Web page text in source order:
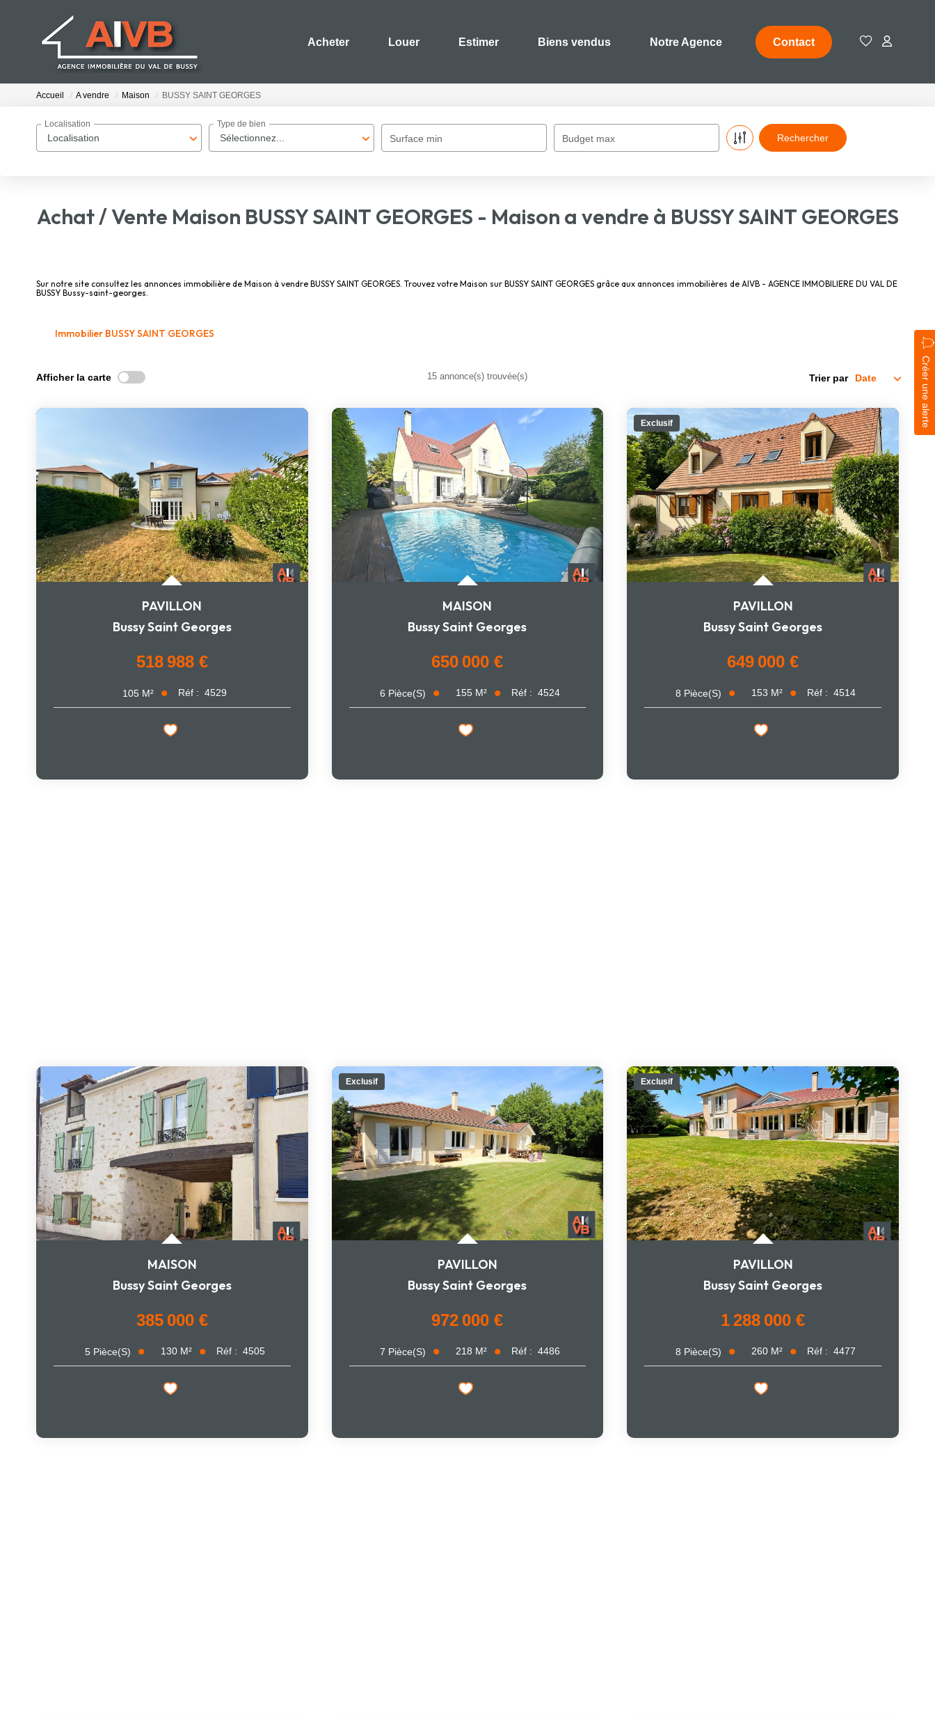
Acheter Louer Estimer Biens vendus Notre Agence Contact
Accueil A vendre Maison BUSSY SAINT GEORGES
Localisation
Localisation
Sélectionnez...
Type de bien
Surface min Budget max
Achat / Vente Maison BUSSY SAINT GEORGES - Maison a vendre à BUSSY SAINT GEORGES
Sur notre site consultez les annonces immobilière de Maison à vendre BUSSY SAINT GEORGES. Trouvez votre Maison sur BUSSY SAINT GEORGES grâce aux annonces immobilières de AIVB - AGENCE IMMOBILIERE DU VAL DE
BUSSY Bussy-saint-georges.
Immobilier BUSSY SAINT GEORGES
Créer une alerte
Afficher la carte 15 annonce(s) trouvée(s) Trier par
PAVILLON
Bussy Saint Georges
518 988 €
105 M² Réf : 4529
MAISON
Bussy Saint Georges
650 000 €
6 Pièce(s) 155 M² Réf : 4524
Exclusif
PAVILLON
Bussy Saint Georges
649 000 €
8 Pièce(s) 153 M² Réf : 4514
MAISON
Bussy Saint Georges
385 000 €
5 Pièce(s) 130 M² Réf : 4505
Exclusif
PAVILLON
Bussy Saint Georges
972 000 €
7 Pièce(s) 218 M² Réf : 4486
Exclusif
PAVILLON
Bussy Saint Georges
1 288 000 €
8 Pièce(s) 260 M² Réf : 4477